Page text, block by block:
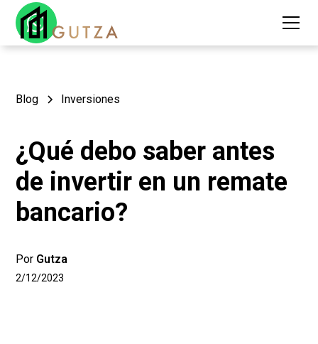
Blog Inversiones
¿Qué debo saber antes
de invertir en un remate
bancario?
Por Gutza
2/12/2023